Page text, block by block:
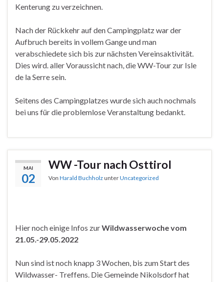
Kenterung zu verzeichnen.
Nach der Rückkehr auf den Campingplatz war der
Aufbruch bereits in vollem Gange und man
verabschiedete sich bis zur nächsten Vereinsaktivität.
Dies wird. aller Voraussicht nach, die WW-Tour zur Isle
de la Serre sein.
Seitens des Campingplatzes wurde sich auch nochmals
bei uns für die problemlose Veranstaltung bedankt.
MAI
02
WW -Tour nach Osttirol
Von Harald Buchholz unterUncategorized
Hier noch einige Infos zurWildwasserwoche vom
21.05.-29.05.2022
Nun sind ist noch knapp 3 Wochen, bis zum Start des
Wildwasser- Treffens. Die Gemeinde Nikolsdorf hat